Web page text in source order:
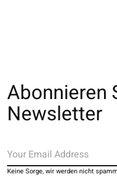
Abonnieren
Newsletter
Keine Sorge, wir werden nicht